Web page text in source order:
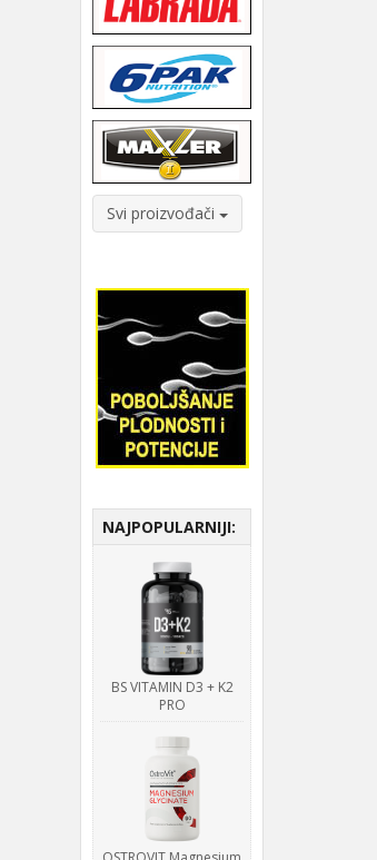
Svi proizvođači
NAJPOPULARNIJI:
BS VITAMIN D3 + K2
PRO